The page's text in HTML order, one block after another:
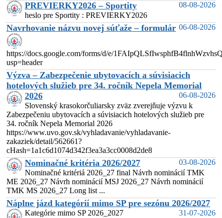
PREVIERKY2026 – Sportity
08-08-2026
heslo pre Sportity : PREVIERKY2026
Navrhovanie názvu novej súťaže – formulár 06-08-2026
https://docs.google.com/forms/d/e/
usp=header
Výzva – Zabezpečenie ubytovacích a súvisiacich
hotelových služieb pre 34. ročník Nepela Memorial
2026
06-08-2026
Slovenský krasokorčuliarsky zväz zverejňuje výzvu k
Zabezpečeniu ubytovacích a súvisiacich hotelových služieb pre
34. ročník Nepela Memorial 2026
https://www.uvo.gov.sk/vyhladavanie/vyhladavanie-
zakaziek/detail/562661?
cHash=1a1c6d1074d342f3ea3a3cc0008d2de8
Nominačné kritéria 2026/2027
03-08-2026
Nominačné kritériá 2026_27 final Návrh nominácií TMK
ME 2026_27 Návrh nominácií MSJ 2026_27 Návrh nominácií
TMK MS 2026_27 Long list ...
Náplne jázd kategórií mimo SP pre sezónu 2026/2027
31-07-2026
Kategórie mimo SP 2026_2027